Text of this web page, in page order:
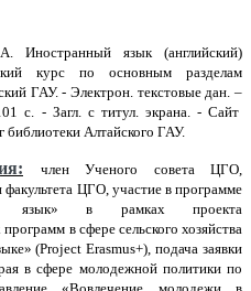
язык (английский)
курс по основным разделам
ГАУ. - Электрон. текстовые дан.–
с. - Загл. с титул. экрана. - Сайт
Алтайского ГАУ.
член Ученого совета ЦГО,
ЦГО, участие в программе
язык» в рамках проекта
в сфере сельского хозяйства
(Project Erasmus+), подача заявки
в сфере молодежной политики по